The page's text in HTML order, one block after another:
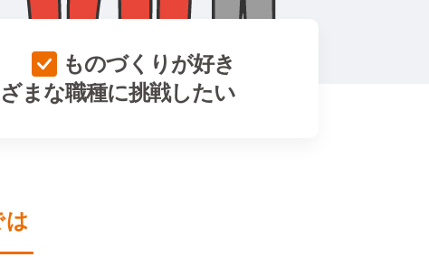
ものづくりが好き
まな職種に挑戦したい